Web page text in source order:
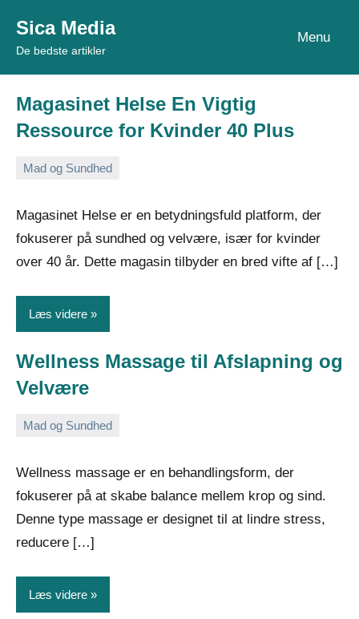
indhold
Sica Media
De bedste artikler
Menu
Magasinet Helse En Vigtig
Ressource for Kvinder 40 Plus
Mad og Sundhed
2026
Magasinet Helse er en betydningsfuld platform, der
fokuserer på sundhed og velvære, især for kvinder
over 40 år. Dette magasin tilbyder en bred vifte af […]
Læs videre
Wellness Massage til Afslapning og
Velvære
Mad og Sundhed
2026
Wellness massage er en behandlingsform, der
fokuserer på at skabe balance mellem krop og sind.
Denne type massage er designet til at lindre stress,
reducere […]
Læs videre